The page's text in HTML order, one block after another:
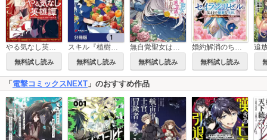
やる気なし英雄譚
無料試し読み
スキル『植樹』を使って追放先でのんびり開拓はじめます【分冊版】
無料試し読み
無自覚聖女は今日も無意識に力を垂れ流す ～公爵家の落ちこぼれ令嬢、嫁ぎ先で幸せを掴み取る～
無料試し読み
婚約解消のち、お引越し。セイラン・リゼルの気ままで優雅な生活。 ～才色兼備の転生令嬢は前世チートで自由を満喫します～
無料試し読み
「 電撃コミックスNEXT 」のおすすめ作品